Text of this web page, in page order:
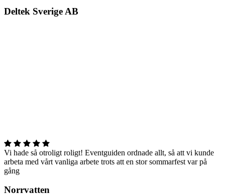
Deltek Sverige AB
Vi hade så otroligt roligt! Eventguiden ordnade allt, så att vi kunde
arbeta med vårt vanliga arbete trots att en stor sommarfest var på
gång
Norrvatten